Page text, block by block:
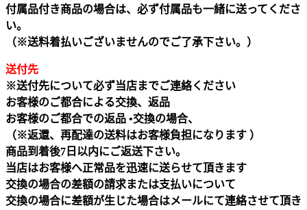
付属品付き商品の場合は、必ず付属品も一緒に送ってくださ
い。
（※送料着払いございませんのでご了承下さい。）
送付先
※送付先について必ず当店までご連絡ください
お客様のご都合による交換、返品
お客様のご都合での返品 •交換の場合、
（※返還、再配達の送料はお客様負担になります ）
商品到着後7日以内にご返送下さい。
当店はお客様へ正常品を迅速に送らせて頂きます
交換の場合の差額の請求または支払いについて
交換の場合に差額が生じた場合はメールにて連絡させて頂き